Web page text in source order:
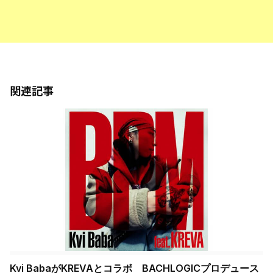
関連記事
Kvi BabaがKREVAとコラボ BACHLOGICプロデュース